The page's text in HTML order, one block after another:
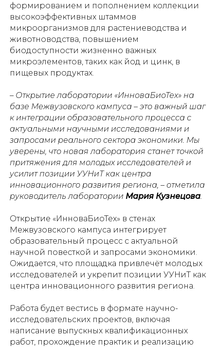
формированием и пополнением коллекции
высокоэффективных штаммов
микроорганизмов для растениеводства и
животноводства, повышением
биодоступности жизненно важных
микроэлементов, таких как йод и цинк, в
пищевых продуктах.
– Открытие лаборатории «ИнноваБиоТех» на
базе Межвузовского кампуса – это важный шаг
к интеграции образовательного процесса с
актуальными научными исследованиями и
запросами реального сектора экономики. Мы
уверены, что новая лаборатория станет точкой
притяжения для молодых исследователей и
усилит позиции УУНиТ как центра
инновационного развития региона, – отметила
руководитель лаборатории Мария Кузнецова
Открытие «ИнноваБиоТех» в стенах
Межвузовского кампуса интегрирует
образовательный процесс с актуальной
научной повесткой и запросами экономики.
Ожидается, что площадка привлечёт молодых
исследователей и укрепит позиции УУНиТ как
центра инновационного развития региона.
Работа будет вестись в формате научно-
исследовательских проектов, включая
написание выпускных квалификационных
работ, прохождение практик и реализацию